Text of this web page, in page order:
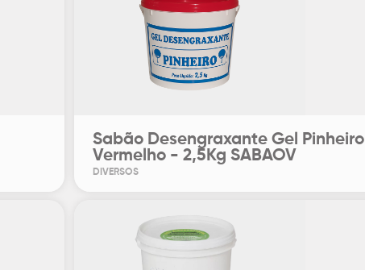
Sabão Desengraxante Gel Pinheiro
Vermelho - 2,5Kg SABAOV
DIVERSOS